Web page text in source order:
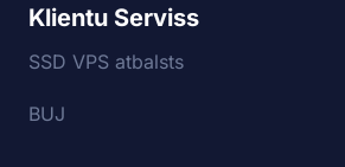
Klientu Serviss
SSD VPS atbalsts
BUJ